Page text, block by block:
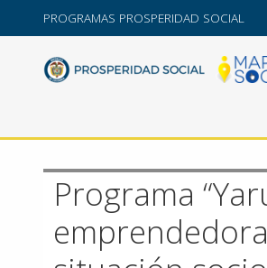
PROGRAMAS PROSPERIDAD SOCIAL
Programa